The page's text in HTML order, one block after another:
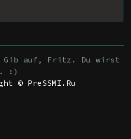
Gib auf, Fritz. Du wirst
:)
© PreSSMI.Ru